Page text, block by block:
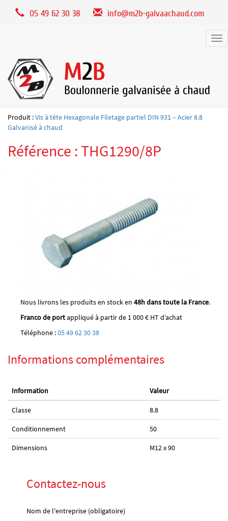
05 49 62 30 38 info@m2b-galvaachaud.com
Produit :Vis à tête Hexagonale Filetage partiel DIN 931 – Acier 8.8
Galvanisé à chaud
Référence : THG1290/8P
Nous livrons les produits en stock en 48h dans toute la France.
Franco de portappliqué à partir de 1 000 € HT d’achat
Téléphone :05 49 62 30 38
Informations complémentaires
Information Valeur
Classe 8.8
Conditionnement 50
Dimensions M12 x 90
Contactez-nous
Nom de l'entreprise (obligatoire)